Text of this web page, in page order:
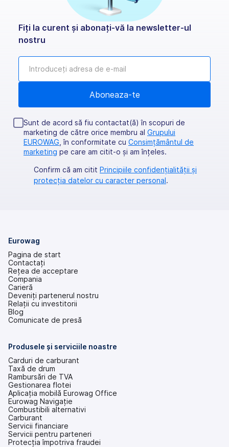
Fiți la curent și abonați-vă la newsletter-ul
nostru
Sunt de acord să fiu contactat(ă) în scopuri de
marketing de către orice membru al Grupului
EUROWAG , în conformitate cu Consimțământul de
marketing pe care am citit-o şi am înţeles.
Confirm că am citit Principiile confidențialității și
protecția datelor cu caracter personal.
Eurowag
Pagina de start
Contactați
Rețea de acceptare
Compania
Carieră
Deveniți partenerul nostru
Relații cu investitorii
(se
deschide
filă
Blog
Comunicate de presă
Produsele și serviciile noastre
Carduri de carburant
Taxă de drum
Rambursări de TVA
Gestionarea flotei
Aplicația mobilă Eurowag Office
Eurowag Navigație
Combustibili alternativi
Carburant
Servicii financiare
Servicii pentru parteneri
Protecția împotriva fraudei